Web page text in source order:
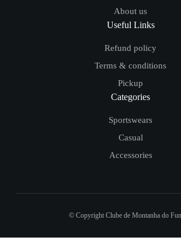
About us
Useful Links
Refund policy
Terms & conditions
Pickup
Categories
Sportswears
Casual
Accessories
© Copyright Clube de Montanha do